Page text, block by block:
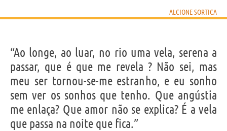
ALCIONE SORTICA
“Ao longe, ao luar, no rio uma vela, serena a
passar, que é que me revela ? Não sei, mas
meu ser tornou-se-me estranho, e eu sonho
sem ver os sonhos que tenho. Que angústia
me enlaça? Que amor não se explica? É a vela
que passa na noite que fica.”